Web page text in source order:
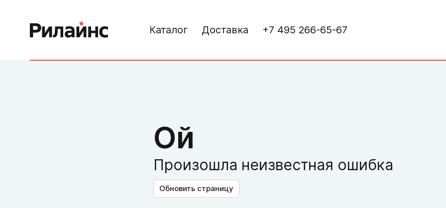
Каталог Доставка +7 495 266-65-67
Ой
Произошла неизвестная ошибка
Обновить страницу